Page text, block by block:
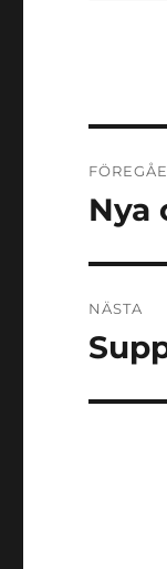
Nya
NÄSTA
Nästa